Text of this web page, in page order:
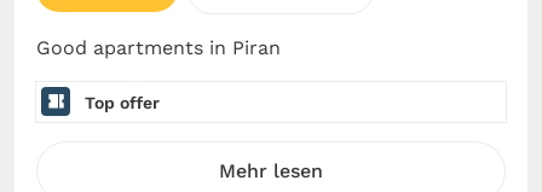
Good apartments in Piran
Top offer
Mehr lesen